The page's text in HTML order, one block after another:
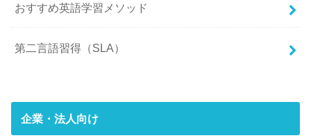
おすすめ英語学習メソッド
第二言語習得（SLA）
企業・法人向け